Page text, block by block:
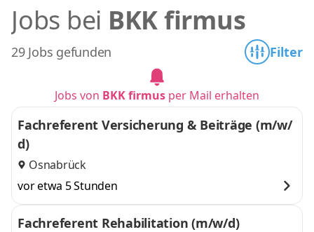
Jobs bei BKK firmus
29 Jobs gefunden Filter
Jobs von BKK firmus per Mail erhalten
Fachreferent Versicherung & Beiträge (m/w/
d)
Osnabrück
vor etwa 5 Stunden
Fachreferent Rehabilitation (m/w/d)